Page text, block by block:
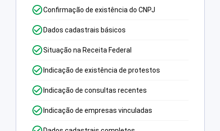
Confirmação de existência do CNPJ
Dados cadastrais básicos
Situação na Receita Federal
Indicação de existência de protestos
Indicação de consultas recentes
Indicação de empresas vinculadas